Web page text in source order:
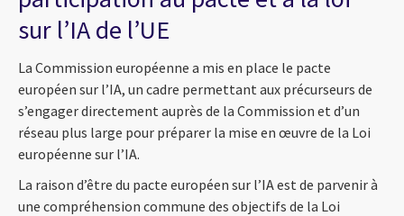
sur l’IA de l’UE
La Commission européenne a mis en place le pacte
européen sur l’IA, un cadre permettant aux précurseurs de
s’engager directement auprès de la Commission et d’un
réseau plus large pour préparer la mise en œuvre de la Loi
européenne sur l’IA.
La raison d’être du pacte européen sur l’IA est de parvenir à
une compréhension commune des objectifs de la Loi